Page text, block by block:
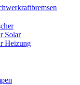
Solar
Heizung